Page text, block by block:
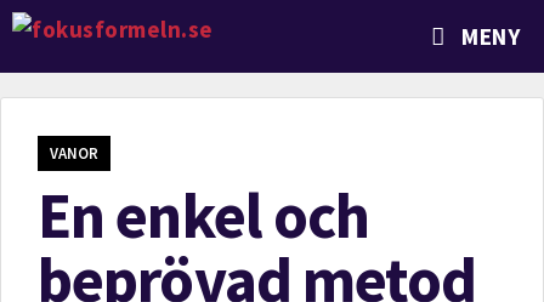
MENY
VANOR
En enkel och
beprövad metod